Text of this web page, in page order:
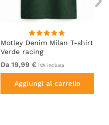
Motley Denim Milan T-shirt
Verde racing
Da 19,99 € IVA inclusa
Aggiungi al carrello